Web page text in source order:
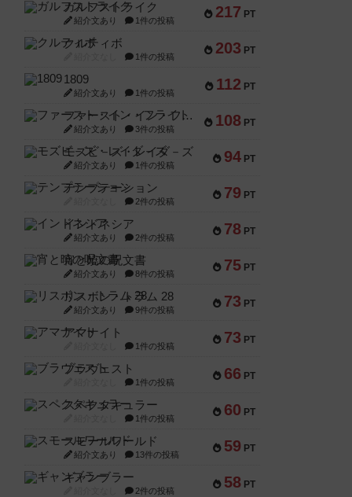
217 PT
ガルフストライク
紹介文あり 1件の投稿
203 PT
クルティボ
1件の投稿
112 PT
1809
紹介文あり 1件の投稿
108 PT
ファースト・イン・フライト
紹介文あり 3件の投稿
94 PT
モズビ－ズ・レイダ－ズ
紹介文あり 1件の投稿
79 PT
テンプテーション
2件の投稿
78 PT
インドネシア
紹介文あり 2件の投稿
75 PT
宵と暁の呪文書
紹介文あり 8件の投稿
73 PT
リスボン・トラム 28
紹介文あり 9件の投稿
73 PT
アマナイト
1件の投稿
66 PT
ブラヴェスト
1件の投稿
60 PT
スペクタキュラー
1件の投稿
59 PT
スモールワールド
紹介文あり 13件の投稿
58 PT
ギャンブラー
2件の投稿